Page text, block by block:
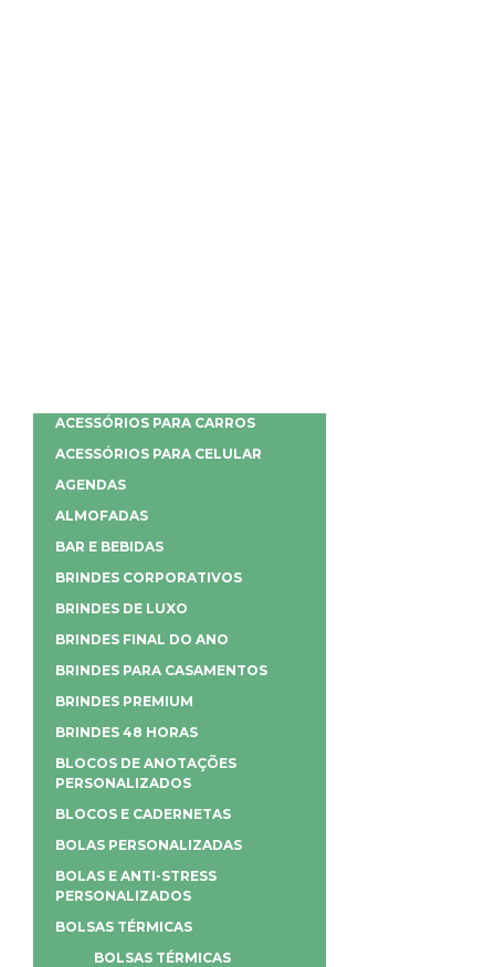
ACESSÓRIOS PARA CARROS
ACESSÓRIOS PARA CELULAR
AGENDAS
ALMOFADAS
BAR E BEBIDAS
BRINDES CORPORATIVOS
BRINDES DE LUXO
BRINDES FINAL DO ANO
BRINDES PARA CASAMENTOS
BRINDES PREMIUM
BRINDES 48 HORAS
BLOCOS DE ANOTAÇÕES
PERSONALIZADOS
BLOCOS E CADERNETAS
BOLAS PERSONALIZADAS
BOLAS E ANTI-STRESS
PERSONALIZADOS
BOLSAS TÉRMICAS
BOLSAS TÉRMICAS